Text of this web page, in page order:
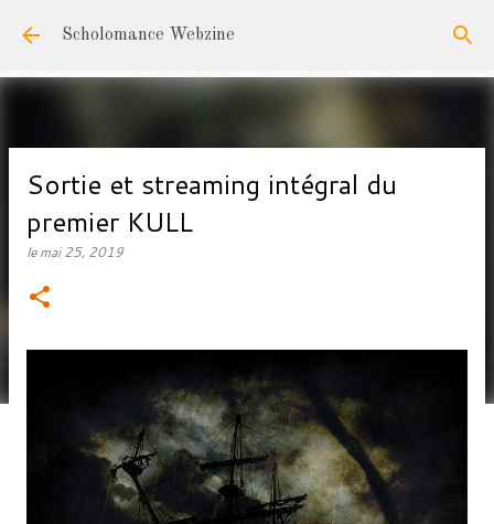
Accéder au contenu principal
Scholomance Webzine
Sortie et streaming intégral du
premier KULL
lemai 25, 2019